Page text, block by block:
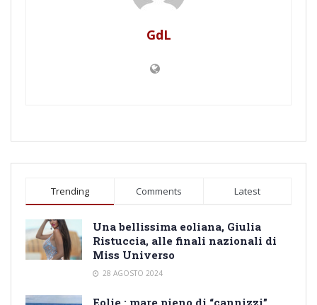
GdL
Trending Comments Latest
Una bellissima eoliana, Giulia
Ristuccia, alle finali nazionali di
Miss Universo
28 AGOSTO 2024
Eolie : mare pieno di “cannizzi”